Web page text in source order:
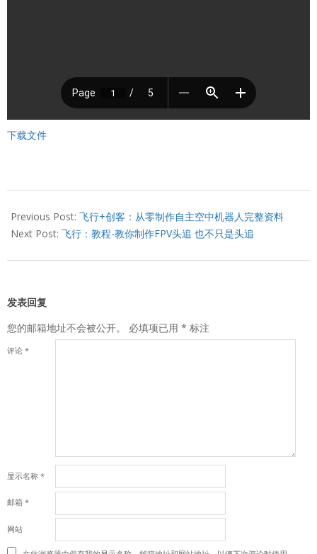
下载文件
04-
22
Previous Post: 飞行+创客：从零制作自主空中机器人完整资料
Next Post: 飞行：教程-教你制作FPV头追 也不只是头追
发表回复
您的邮箱地址不会被公开。
必填项已用 * 标注
评论 *
显示名称 *
邮箱 *
网站